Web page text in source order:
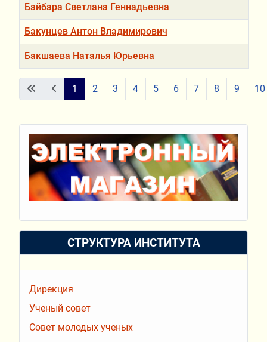
Байбара Светлана Геннадьевна
Бакунцев Антон Владимирович
Бакшаева Наталья Юрьевна
Страница 1 из 15
1 2 3 4 5 6 7 8 9 10
СТРУКТУРА ИНСТИТУТА
Дирекция
Ученый совет
Совет молодых ученых